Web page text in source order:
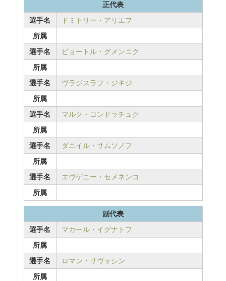
正代表
選手名
ドミトリー・アリエフ
所属
選手名
ピョートル・グメンニク
所属
選手名
ヴラジスラフ・ジキジ
所属
選手名
マルク・コンドラチュク
所属
選手名
ダニイル・サムソノフ
所属
選手名
エヴゲニー・セメネンコ
所属
副代表
選手名
マカール・イグナトフ
所属
選手名
ロマン・サヴォシン
所属